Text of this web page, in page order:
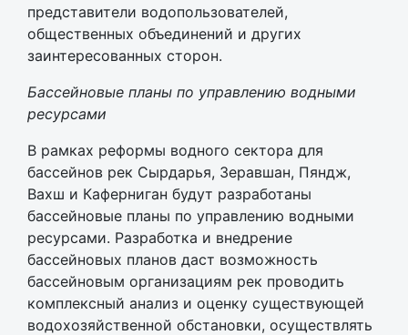
представители водопользователей,
общественных объединений и других
заинтересованных сторон.
Бассейновые планы по управлению водными
ресурсами
В рамках реформы водного сектора для
бассейнов рек Сырдарья, Зеравшан, Пяндж,
Вахш и Каферниган будут разработаны
бассейновые планы по управлению водными
ресурсами. Разработка и внедрение
бассейновых планов даст возможность
бассейновым организациям рек проводить
комплексный анализ и оценку существующей
водохозяйственной обстановки, осуществлять